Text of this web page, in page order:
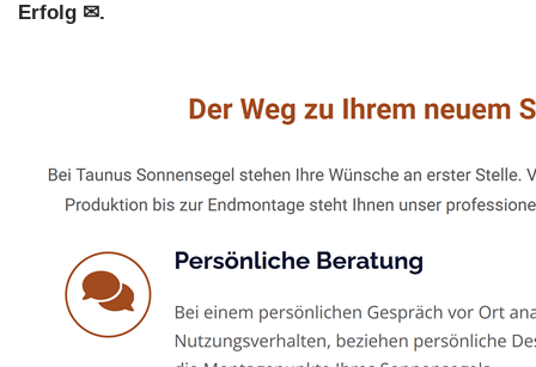
Erfolg ✉.